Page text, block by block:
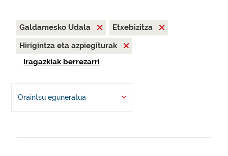
Galdamesko Udala
Etxebizitza
Hirigintza eta azpiegiturak
Iragazkiak berrezarri
Oraintsu eguneratua